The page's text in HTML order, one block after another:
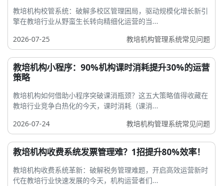
教培机构校管系统：破解多校区管理困局，驱动规模化增长新引
擎在教培行业从野蛮生长转向精细化运营的当...
2026-07-25
教培机构管理系统常见问题
教培机构小程序：90%机构课时消耗提升30%的运营
策略
教培机构如何借助小程序突破课消瓶颈？这五大策略值得收藏在
教培行业竞争白热化的今天，课时消耗（课消...
2026-07-24
教培机构管理系统常见问题
教培机构收费系统发票管理难？1招提升80%效率！
教培机构收费系统革新：破解税务管理难题，开启高效运营新时
代在教培行业快速发展的今天，机构运营者们...